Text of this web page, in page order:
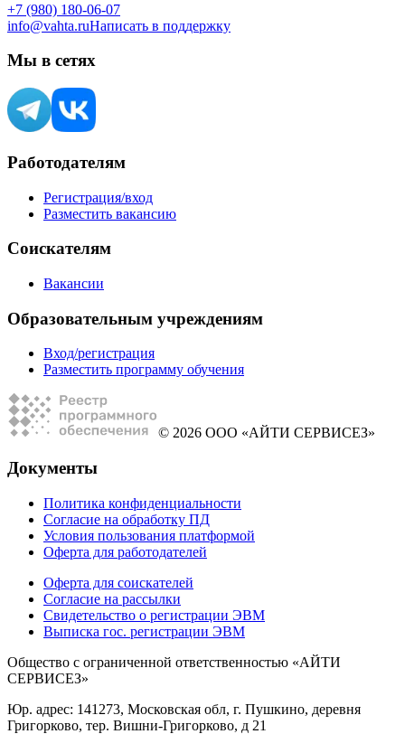
+7 (980) 180-06-07
info@vahta.ruНаписать в поддержку
Мы в сетях
Работодателям
Регистрация/вход
Разместить вакансию
Соискателям
Вакансии
Образовательным учреждениям
Вход/регистрация
Разместить программу обучения
© 2026 ООО «АЙТИ СЕРВИСЕЗ»
Документы
Политика конфиденциальности
Согласие на обработку ПД
Условия пользования платформой
Оферта для работодателей
Оферта для соискателей
Согласие на рассылки
Свидетельство о регистрации ЭВМ
Выписка гос. регистрации ЭВМ
Общество с ограниченной ответственностью «АЙТИ
СЕРВИСЕЗ»
Юр. адрес: 141273, Московская обл, г. Пушкино, деревня
Григорково, тер. Вишни-Григорково, д 21